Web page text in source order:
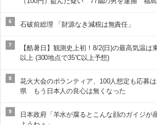
6 石破前総理 「財源なき減税は無責任」
7
【酷暑日】観測史上初！8/2(日)の最高気温
以上 (300地点で35℃以上予想)
8
花火大会のボランティア、100人想定も応募
県 もう日本人の良心は無くなった
9
日本政府「羊水が腐るとこんな顔のガイジが